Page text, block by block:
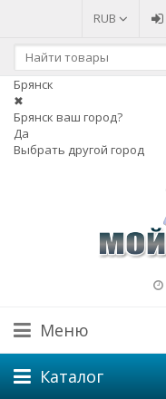
RUB
Брянск
✖
Брянск ваш город?
Да
Выбрать другой город
Меню
Каталог